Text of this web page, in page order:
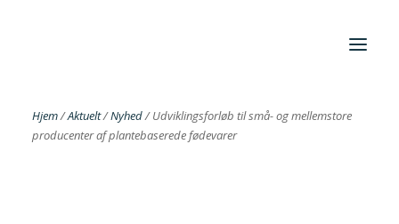
Foreningen
Hjem/Aktuelt/Nyhed/Udviklingsforløb til små- og mellemstore
producenter af plantebaserede fødevarer